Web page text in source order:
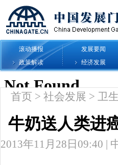
滚动播报 发展要闻
政策解读
经济发展
首页 > 社会发展 > 卫生
牛奶送人类进
2013年11月28日09:40 |